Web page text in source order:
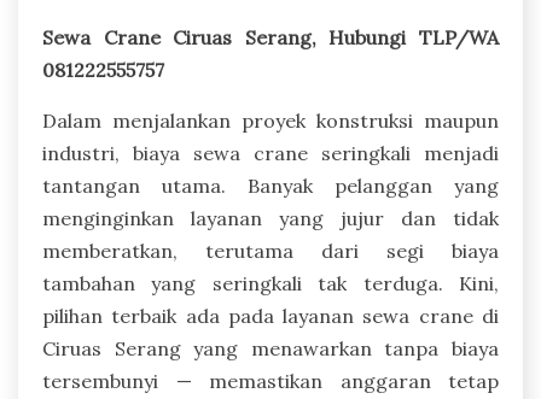
Sewa Crane Ciruas Serang, Hubungi TLP/WA
081222555757
Dalam menjalankan proyek konstruksi maupun
industri, biaya sewa crane seringkali menjadi
tantangan utama. Banyak pelanggan yang
menginginkan layanan yang jujur dan tidak
memberatkan, terutama dari segi biaya
tambahan yang seringkali tak terduga. Kini,
pilihan terbaik ada pada layanan sewa crane di
Ciruas Serang yang menawarkan tanpa biaya
tersembunyi — memastikan anggaran tetap